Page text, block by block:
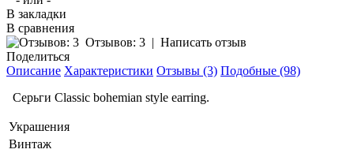
В закладки
В сравнения
Отзывов: 3 | Написать отзыв
Поделиться
Описание Характеристики Отзывы (3) Подобные (98)
Серьги Classic bohemian style earring.
Украшения
Винтаж